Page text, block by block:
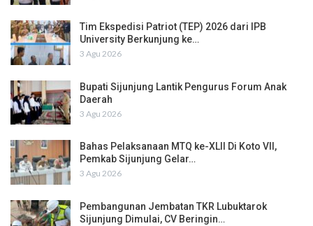
Tim Ekspedisi Patriot (TEP) 2026 dari IPB
University Berkunjung ke…
3 Agu 2026
Bupati Sijunjung Lantik Pengurus Forum Anak
Daerah
3 Agu 2026
Bahas Pelaksanaan MTQ ke-XLII Di Koto VII,
Pemkab Sijunjung Gelar…
3 Agu 2026
Pembangunan Jembatan TKR Lubuktarok
Sijunjung Dimulai, CV Beringin…